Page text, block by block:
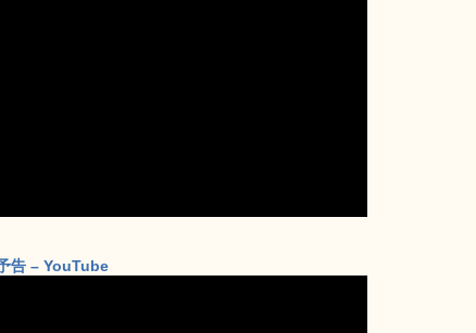
告 – YouTube